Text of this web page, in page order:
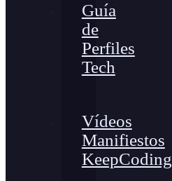
Guía
de
Perfiles
Tech
Vídeos
Manifiestos
KeepCoding